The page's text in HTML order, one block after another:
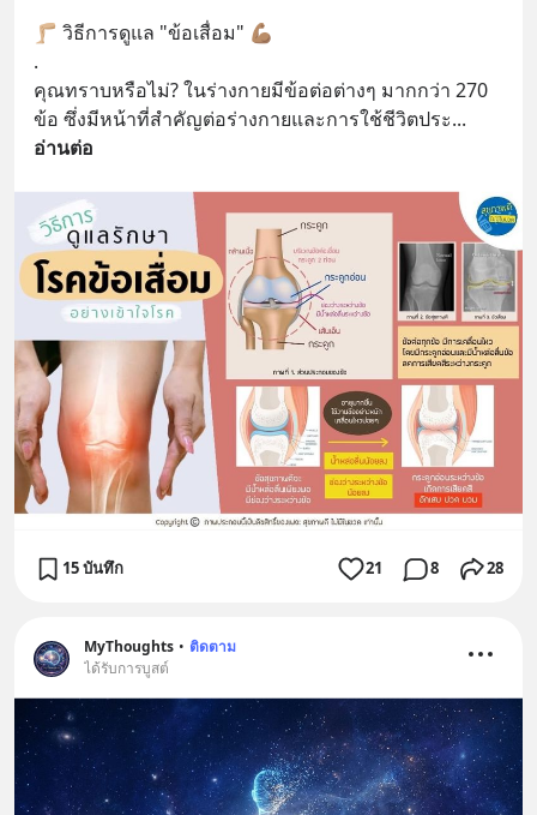
🦵🏼 วิธีการดูแล "ข้อเสื่อม" 💪🏽
.
คุณทราบหรือไม่? ในร่างกายมีข้อต่อต่างๆ มากกว่า 270
ข้อ ซึ่งมีหน้าที่สำคัญต่อร่างกายและการใช้ชีวิตประ
อ่านต่อ
15 บันทึก 21 8 28
MyThoughts • ติดตาม
ได้รับการบูสต์